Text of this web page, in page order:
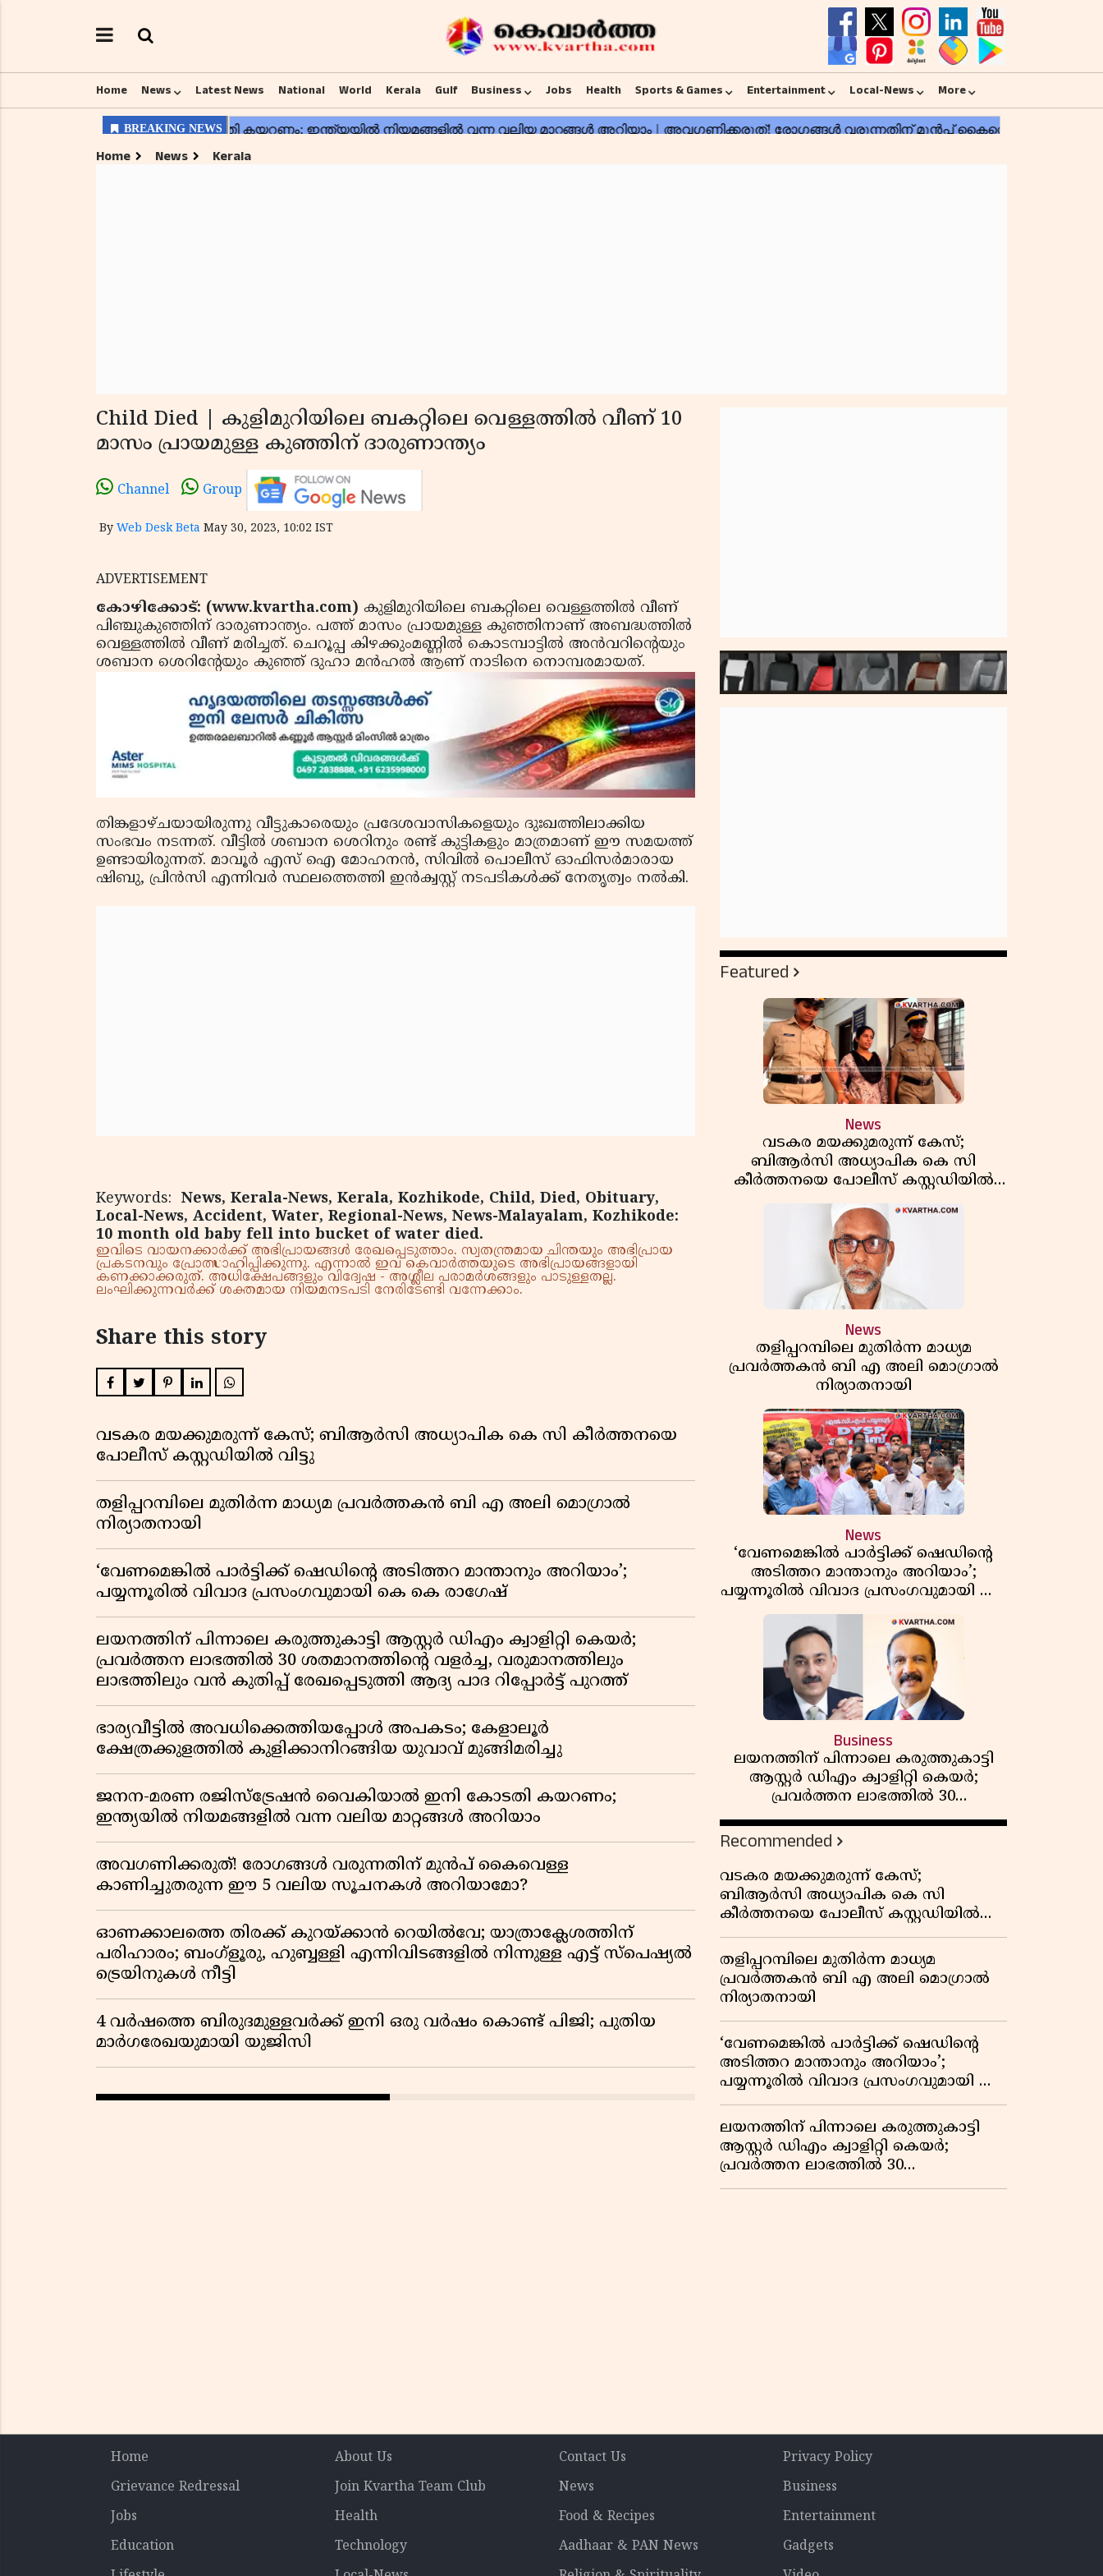
Home News Latest News National World Kerala Gulf Business Jobs Health Sports & Games Entertainment Local-News More
Home News Kerala
Child Died | കുളിമുറിയിലെ ബകറ്റിലെ വെള്ളത്തില്‍ വീണ് 10
മാസം പ്രായമുള്ള കുഞ്ഞിന് ദാരുണാന്ത്യം
Channel Group
By Web Desk Beta May 30, 2023, 10:02 IST
ADVERTISEMENT
കോഴിക്കോട്: (www.kvartha.com) കുളിമുറിയിലെ ബകറ്റിലെ വെള്ളത്തില്‍ വീണ്
പിഞ്ചുകുഞ്ഞിന് ദാരുണാന്ത്യം. പത്ത് മാസം പ്രായമുള്ള കുഞ്ഞിനാണ് അബദ്ധത്തില്‍
വെള്ളത്തില്‍ വീണ് മരിച്ചത്. ചെറൂപ്പ കിഴക്കുംമണ്ണില്‍ കൊടമ്പാട്ടില്‍ അന്‍വറിന്റെയും
ശബാന ശെറിന്റേയും കുഞ്ഞ് ദുഹാ മന്‍ഹല്‍ ആണ് നാടിനെ നൊമ്പരമായത്.
തിങ്കളാഴ്ചയായിരുന്നു വീട്ടുകാരെയും പ്രദേശവാസികളെയും ദുഃഖത്തിലാക്കിയ
സംഭവം നടന്നത്. വീട്ടില്‍ ശബാന ശെറിനും രണ്ട് കുട്ടികളും മാത്രമാണ് ഈ സമയത്ത്
ഉണ്ടായിരുന്നത്. മാവൂര്‍ എസ് ഐ മോഹനന്‍, സിവില്‍ പൊലീസ് ഓഫിസര്‍മാരായ
ഷിബു, പ്രിന്‍സി എന്നിവര്‍ സ്ഥലത്തെത്തി ഇന്‍ക്വസ്റ്റ് നടപടികള്‍ക്ക് നേതൃത്വം നല്‍കി.
Keywords: News, Kerala-News, Kerala, Kozhikode, Child, Died, Obituary,
Local-News, Accident, Water, Regional-News, News-Malayalam, Kozhikode:
10 month old baby fell into bucket of water died.
ഇവിടെ വായനക്കാർക്ക് അഭിപ്രായങ്ങൾ രേഖപ്പെടുത്താം. സ്വതന്ത്രമായ ചിന്തയും അഭിപ്രായ
പ്രകടനവും പ്രോത്സാഹിപ്പിക്കുന്നു. എന്നാൽ ഇവ കെവാർത്തയുടെ അഭിപ്രായങ്ങളായി
കണക്കാക്കരുത്. അധിക്ഷേപങ്ങളും വിദ്വേഷ - അശ്ലീല പരാമർശങ്ങളും പാടുള്ളതല്ല.
ലംഘിക്കുന്നവർക്ക് ശക്തമായ നിയമനടപടി നേരിടേണ്ടി വന്നേക്കാം.
Share this story
വടകര മയക്കുമരുന്ന് കേസ്; ബിആർസി അധ്യാപിക കെ സി കീർത്തനയെ
പോലീസ് കസ്റ്റഡിയിൽ വിട്ടു
തളിപ്പറമ്പിലെ മുതിർന്ന മാധ്യമ പ്രവർത്തകൻ ബി എ അലി മൊഗ്രാൽ
നിര്യാതനായി
‘വേണമെങ്കിൽ പാർട്ടിക്ക് ഷെഡിൻ്റെ അടിത്തറ മാന്താനും അറിയാം’;
പയ്യന്നൂരിൽ വിവാദ പ്രസംഗവുമായി കെ കെ രാഗേഷ്
ലയനത്തിന് പിന്നാലെ കരുത്തുകാട്ടി ആസ്റ്റർ ഡിഎം ക്വാളിറ്റി കെയർ;
പ്രവർത്തന ലാഭത്തിൽ 30 ശതമാനത്തിൻ്റെ വളർച്ച, വരുമാനത്തിലും
ലാഭത്തിലും വൻ കുതിപ്പ് രേഖപ്പെടുത്തി ആദ്യ പാദ റിപ്പോർട്ട് പുറത്ത്
ഭാര്യവീട്ടിൽ അവധിക്കെത്തിയപ്പോൾ അപകടം; കേളാലൂർ
ക്ഷേത്രക്കുളത്തിൽ കുളിക്കാനിറങ്ങിയ യുവാവ് മുങ്ങിമരിച്ചു
ജനന-മരണ രജിസ്ട്രേഷൻ വൈകിയാൽ ഇനി കോടതി കയറണം;
ഇന്ത്യയിൽ നിയമങ്ങളിൽ വന്ന വലിയ മാറ്റങ്ങൾ അറിയാം
അവഗണിക്കരുത്! രോഗങ്ങൾ വരുന്നതിന് മുൻപ് കൈവെള്ള
കാണിച്ചുതരുന്ന ഈ 5 വലിയ സൂചനകൾ അറിയാമോ?
ഓണക്കാലത്തെ തിരക്ക് കുറയ്ക്കാൻ റെയിൽവേ; യാത്രാക്ലേശത്തിന്
പരിഹാരം; ബംഗ്ളൂരു, ഹുബ്ബള്ളി എന്നിവിടങ്ങളിൽ നിന്നുള്ള എട്ട് സ്പെഷ്യൽ
ട്രെയിനുകൾ നീട്ടി
4 വർഷത്തെ ബിരുദമുള്ളവർക്ക് ഇനി ഒരു വർഷം കൊണ്ട് പിജി; പുതിയ
മാർഗരേഖയുമായി യുജിസി
Featured
News
വടകര മയക്കുമരുന്ന് കേസ്;
ബിആർസി അധ്യാപിക കെ സി
കീർത്തനയെ പോലീസ് കസ്റ്റഡിയിൽ
News
തളിപ്പറമ്പിലെ മുതിർന്ന മാധ്യമ
പ്രവർത്തകൻ ബി എ അലി മൊഗ്രാൽ
നിര്യാതനായി
News
‘വേണമെങ്കിൽ പാർട്ടിക്ക് ഷെഡിൻ്റെ
അടിത്തറ മാന്താനും അറിയാം’;
പയ്യന്നൂരിൽ വിവാദ പ്രസംഗവുമായി കെ
കെ രാഗേഷ്
Business
ലയനത്തിന് പിന്നാലെ കരുത്തുകാട്ടി
ആസ്റ്റർ ഡിഎം ക്വാളിറ്റി കെയർ;
പ്രവർത്തന ലാഭത്തിൽ 30
ശതമാനത്തിൻ്റെ വളർച്ച,
വരുമാനത്തിലും ലാഭത്തിലും വൻ
കുതിപ്പ് രേഖപ്പെടുത്തി ആദ്യ പാദ
റിപ്പോർട്ട് പുറത്ത്
Recommended
വടകര മയക്കുമരുന്ന് കേസ്;
ബിആർസി അധ്യാപിക കെ സി
കീർത്തനയെ പോലീസ് കസ്റ്റഡിയിൽ
വിട്ടു
തളിപ്പറമ്പിലെ മുതിർന്ന മാധ്യമ
പ്രവർത്തകൻ ബി എ അലി മൊഗ്രാൽ
നിര്യാതനായി
‘വേണമെങ്കിൽ പാർട്ടിക്ക് ഷെഡിൻ്റെ
അടിത്തറ മാന്താനും അറിയാം’;
പയ്യന്നൂരിൽ വിവാദ പ്രസംഗവുമായി കെ
കെ രാഗേഷ്
ലയനത്തിന് പിന്നാലെ കരുത്തുകാട്ടി
ആസ്റ്റർ ഡിഎം ക്വാളിറ്റി കെയർ;
പ്രവർത്തന ലാഭത്തിൽ 30
ശതമാനത്തിൻ്റെ വളർച്ച,
Home About Us Contact Us
Privacy Policy
Grievance Redressal
Join Kvartha Team Club News
Business
Jobs
Health Food & Recipes
Entertainment
Education
Technology Aadhaar & PAN News
Gadgets